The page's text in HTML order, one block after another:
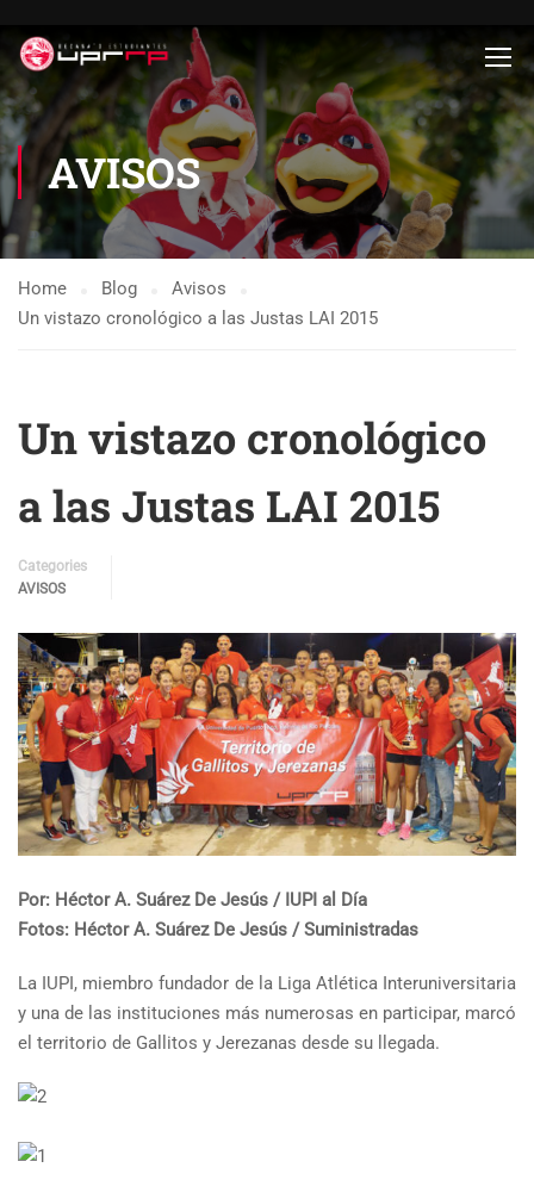
AVISOS
Home Blog
Avisos
Un vistazo cronológico a las Justas LAI 2015
Un vistazo cronológico
a las Justas LAI 2015
Categories
AVISOS
Por: Héctor A. Suárez De Jesús / IUPI al Día
Fotos: Héctor A. Suárez De Jesús / Suministradas
La IUPI, miembro fundador de la Liga Atlética Interuniversitaria
y una de las instituciones más numerosas en participar, marcó
el territorio de Gallitos y Jerezanas desde su llegada.